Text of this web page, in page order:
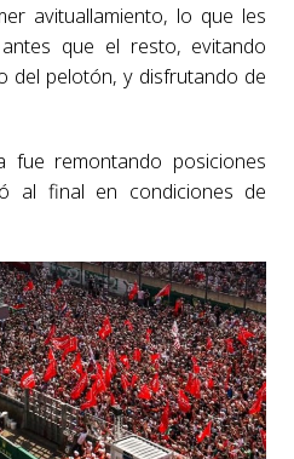
avituallamiento, lo que les
que el resto, evitando
del pelotón, y disfrutando de
fue remontando posiciones
al final en condiciones de